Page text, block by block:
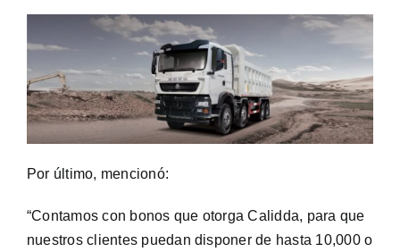
Por último, mencionó:
“Contamos con bonos que otorga Calidda, para que
nuestros clientes puedan disponer de hasta 10,000 o